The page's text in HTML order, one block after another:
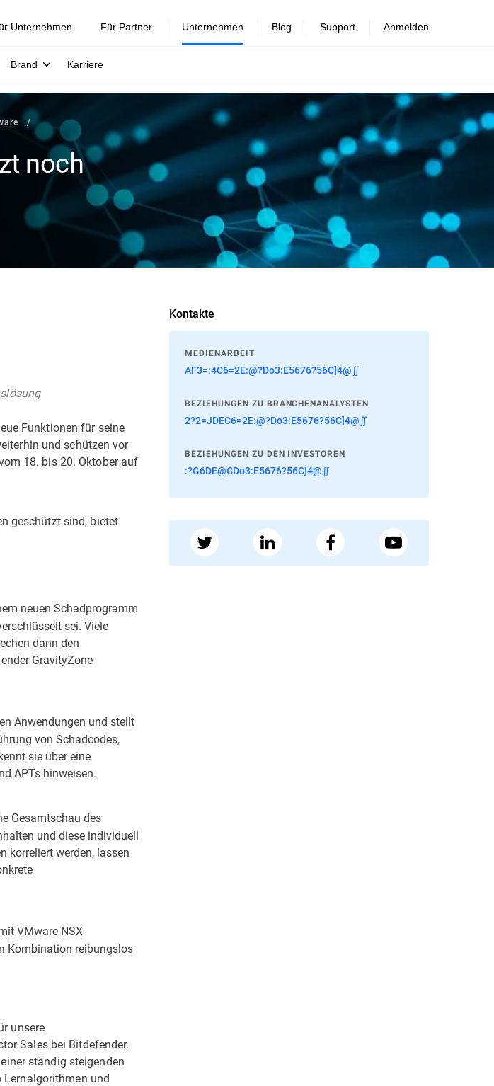
Unternehmen Für Partner Unternehmen
Brand Karriere
Blog Support Anmelden
noch
Funktionen für seine
und schützen vor
18. bis 20. Oktober auf
geschützt sind, bietet
neuen Schadprogramm
sei. Viele
dann den
GravityZone
Anwendungen und stellt
von Schadcodes,
sie über eine
APTs hinweisen.
Gesamtschau des
und diese individuell
korreliert werden, lassen
VMware NSX-
Kombination reibungslos
unsere
Sales bei Bitdefender.
ständig steigenden
Lernalgorithmen und
Kontakte
MEDIENARBEIT
AF3=:4C6=2E:@?Do3:E5676?56C]4@∬
BEZIEHUNGEN ZU BRANCHENANALYSTEN
2?2=JDEC6=2E:@?Do3:E5676?56C]4@∬
BEZIEHUNGEN ZU DEN INVESTOREN
:?G6DE@CDo3:E5676?56C]4@∬